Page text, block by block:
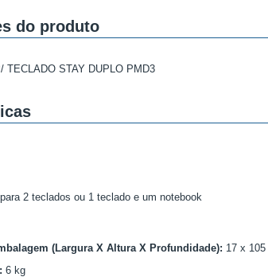
do produto
TECLADO STAY DUPLO PMD3
2 teclados ou 1 teclado e um notebook
(Largura X Altura X Profundidade): 17 x 105
6 kg